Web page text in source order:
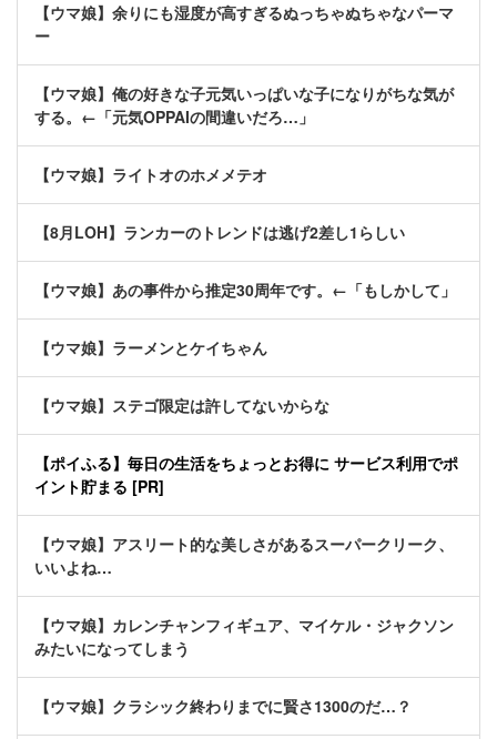
【ウマ娘】余りにも湿度が高すぎるぬっちゃぬちゃなパーマ
ー
【ウマ娘】俺の好きな子元気いっぱいな子になりがちな気が
する。←「元気OPPAIの間違いだろ…」
【ウマ娘】ライトオのホメメテオ
【8月LOH】ランカーのトレンドは逃げ2差し1らしい
【ウマ娘】あの事件から推定30周年です。←「もしかして」
【ウマ娘】ラーメンとケイちゃん
【ウマ娘】ステゴ限定は許してないからな
【ポイふる】毎日の生活をちょっとお得に サービス利用でポ
イント貯まる [PR]
【ウマ娘】アスリート的な美しさがあるスーパークリーク、
いいよね…
【ウマ娘】カレンチャンフィギュア、マイケル・ジャクソン
みたいになってしまう
【ウマ娘】クラシック終わりまでに賢さ1300のだ…？